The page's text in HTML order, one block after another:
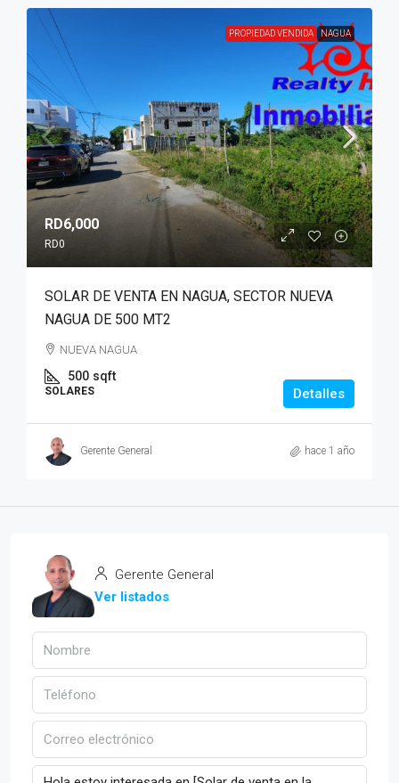
PROPIEDAD VENDIDA NAGUA
RD6,000
RD0
SOLAR DE VENTA EN NAGUA, SECTOR NUEVA
NAGUA DE 500 MT2
NUEVA NAGUA
500 sqft
SOLARES Detalles
Gerente General hace 1 año
Gerente General
Ver listados